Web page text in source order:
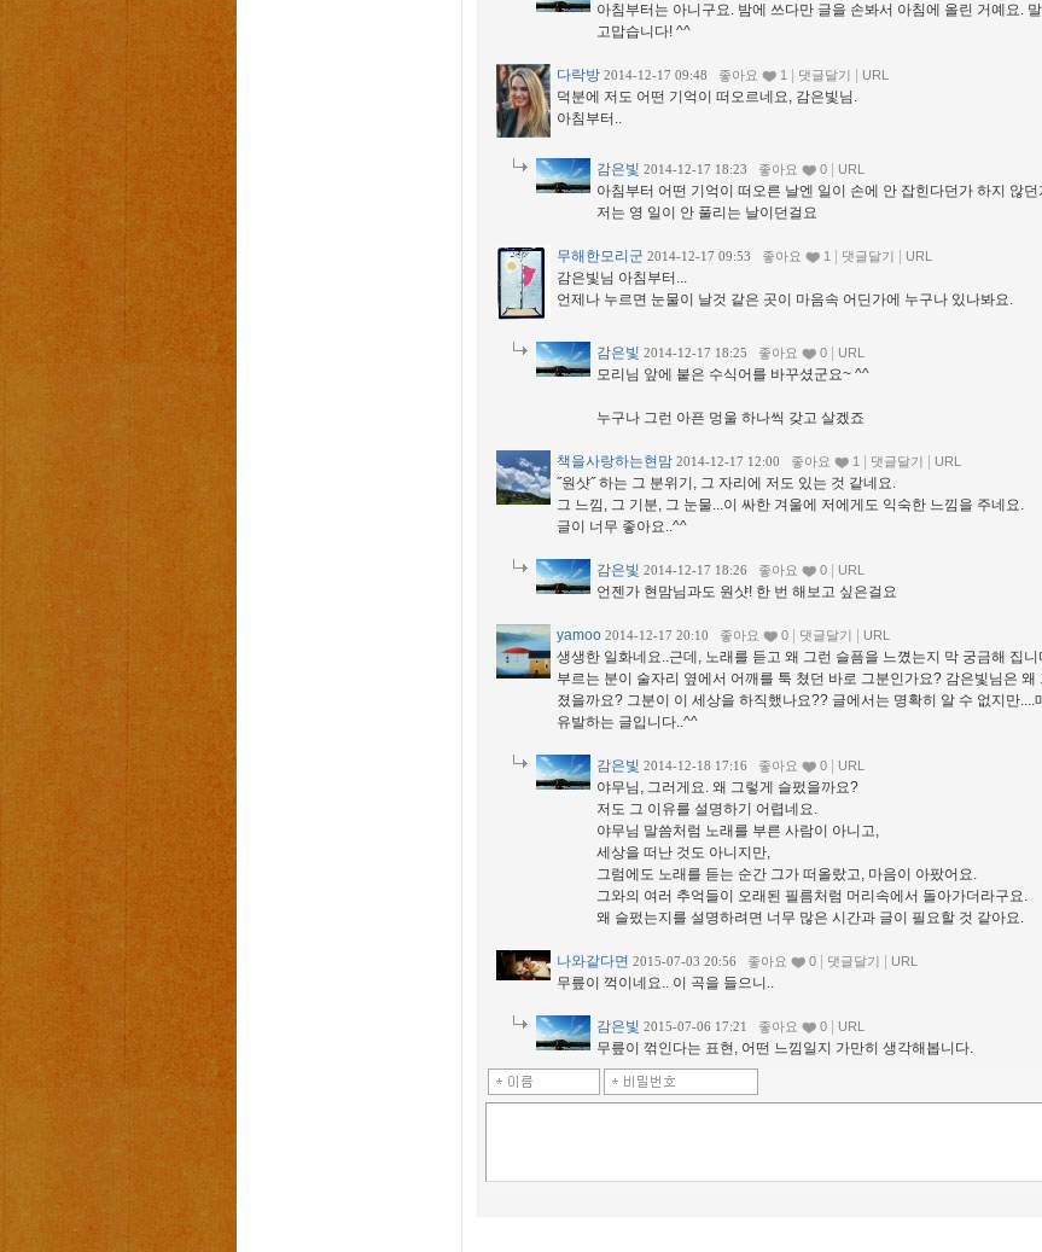
아침부터는 아니구요. 밤에 쓰다만 글을 손봐서 아침에 올린 거예요.
고맙습니다! ^^
다락방 2014-12-17 09:48 좋아요 1 댓글달기 URL
덕분에 저도 어떤 기억이 떠오르네요, 감은빛님.
아침부터..
감은빛 2014-12-17 18:23 좋아요 0 URL
아침부터 어떤 기억이 떠오른 날엔 일이 손에 안 잡힌다던가 하지 않던
저는 영 일이 안 풀리는 날이던걸요
무해한모리군 2014-12-17 09:53 좋아요 1 댓글달기 URL
감은빛님 아침부터...
언제나 누르면 눈물이 날것 같은 곳이 마음속 어딘가에 누구나 있나봐요.
감은빛 2014-12-17 18:25 좋아요 0 URL
모리님 앞에 붙은 수식어를 바꾸셨군요~ ^^
누구나 그런 아픈 멍울 하나씩 갖고 살겠죠
책을사랑하는현맘 2014-12-17 12:00 좋아요 1 댓글달기 URL
˝원샷˝ 하는 그 분위기, 그 자리에 저도 있는 것 같네요.
그 느낌, 그 기분, 그 눈물...이 싸한 겨울에 저에게도 익숙한 느낌을 주네요.
글이 너무 좋아요..^^
감은빛 2014-12-17 18:26 좋아요 0 URL
언젠가 현맘님과도 원샷! 한 번 해보고 싶은걸요
yamoo 2014-12-17 20:10 좋아요 0 댓글달기 URL
생생한 일화네요..근데, 노래를 듣고 왜 그런 슬픔을 느꼈는지 막 궁금해 집니
부르는 분이 술자리 옆에서 어깨를 툭 쳤던 바로 그분인가요? 감은빛님은 왜
졌을까요? 그분이 이 세상을 하직했나요?? 글에서는 명확히 알 수 없지만....
유발하는 글입니다..^^
감은빛 2014-12-18 17:16 좋아요 0 URL
야무님, 그러게요. 왜 그렇게 슬펐을까요?
저도 그 이유를 설명하기 어렵네요.
야무님 말씀처럼 노래를 부른 사람이 아니고,
세상을 떠난 것도 아니지만,
그럼에도 노래를 듣는 순간 그가 떠올랐고, 마음이 아팠어요.
그와의 여러 추억들이 오래된 필름처럼 머리속에서 돌아가더라구요.
왜 슬펐는지를 설명하려면 너무 많은 시간과 글이 필요할 것 같아요.
나와같다면 2015-07-03 20:56 좋아요 0 댓글달기 URL
무릎이 꺽이네요.. 이 곡을 들으니..
감은빛 2015-07-06 17:21 좋아요 0 URL
무릎이 꺾인다는 표현, 어떤 느낌일지 가만히 생각해봅니다.